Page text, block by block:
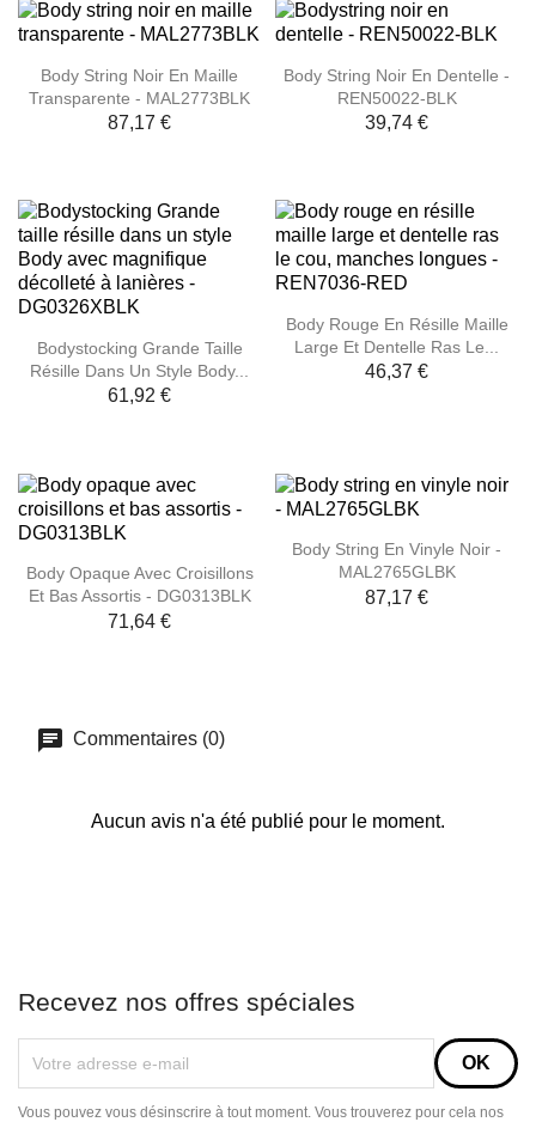
Body String Noir En Maille
Transparente - MAL2773BLK
87,17 €
Body String Noir En Dentelle -
REN50022-BLK
39,74 €
Bodystocking Grande Taille
Résille Dans Un Style Body...
61,92 €
Body Rouge En Résille Maille
Large Et Dentelle Ras Le...
46,37 €
Body Opaque Avec Croisillons
Et Bas Assortis - DG0313BLK
71,64 €
Body String En Vinyle Noir -
MAL2765GLBK
87,17 €
Commentaires (0)
Aucun avis n'a été publié pour le moment.
Recevez nos offres spéciales
Vous pouvez vous désinscrire à tout moment. Vous trouverez pour cela nos